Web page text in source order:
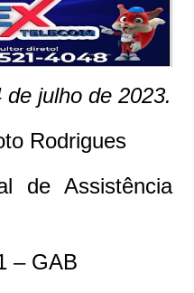
julho de 2023.
Rodrigues
de Assistência
– GAB